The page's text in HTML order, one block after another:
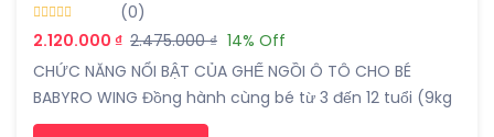
(0)
2.120.000 ₫ 2.475.000 ₫ 14% Off
CHỨC NĂNG NỔI BẬT CỦA GHẾ NGỒI Ô TÔ CHO BÉ
BABYRO WING Đồng hành cùng bé từ 3 đến 12 tuổi (9kg
– 36kg): Là dòng ghế chuyên biệt cho các bé lớn, đảm